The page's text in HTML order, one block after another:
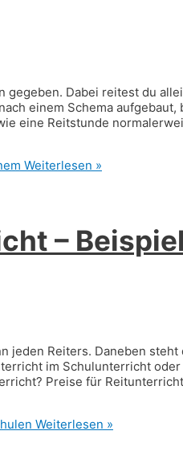
Dabei reitest du
einem Schema
eine Reitstunde
Weiterlesen »
–
jeden Reiters. Daneben
im Schulunterricht
Preise für
Weiterlesen »